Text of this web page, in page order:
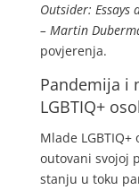
Outsider: Essays
– Martin
povjerenja.
Pandemija i
LGBTIQ+
Mlade
outovani svojoj
stanju u toku